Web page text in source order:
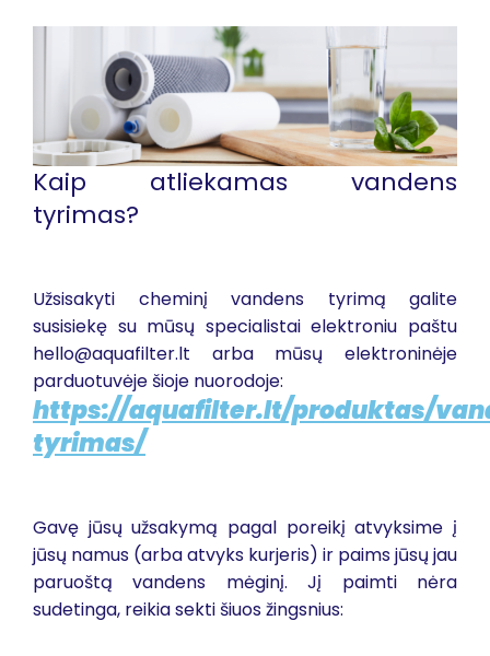
Kaip atliekamas vandens
tyrimas?
Užsisakyti cheminį vandens tyrimą galite
susisiekę su mūsų specialistai elektroniu paštu
hello@aquafilter.lt arba mūsų elektroninėje
parduotuvėje šioje nuorodoje:
https://aquafilter.lt/produktas/
tyrimas/
Gavę jūsų užsakymą pagal poreikį atvyksime į
jūsų namus (arba atvyks kurjeris) ir paims jūsų jau
paruoštą vandens mėginį. Jį paimti nėra
sudetinga, reikia sekti šiuos žingsnius: